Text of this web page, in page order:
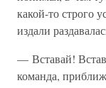
какой-то строго
издали
— Вставай!
команда,